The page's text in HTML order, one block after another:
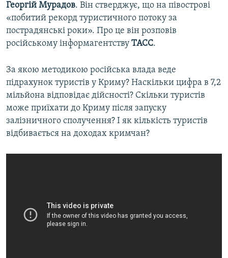
Усі сайти RFE/RL
Георгій Мурадов. Він стверджує, що на півострові
«побитий рекорд туристичного потоку за
пострадянські роки». Про це він розповів
російському інформагентству ТАСС.
За якою методикою російська влада веде
підрахунок туристів у Криму? Наскільки цифра в 7,2
мільйона відповідає дійсності? Скільки туристів
може приїхати до Криму після запуску
залізничного сполучення? І як кількість туристів
відбивається на доходах кримчан?